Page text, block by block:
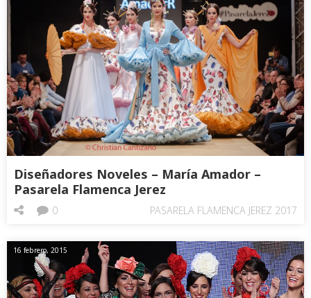
Diseñadores Noveles – María Amador –
Pasarela Flamenca Jerez
PASARELA FLAMENCA JEREZ 2017
0
16 febrero, 2015